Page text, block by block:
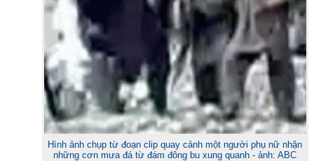
Hình ảnh chụp từ đoạn clip quay cảnh một người phụ nữ nhận
những cơn mưa đá từ đám đông bu xung quanh - ảnh: ABC